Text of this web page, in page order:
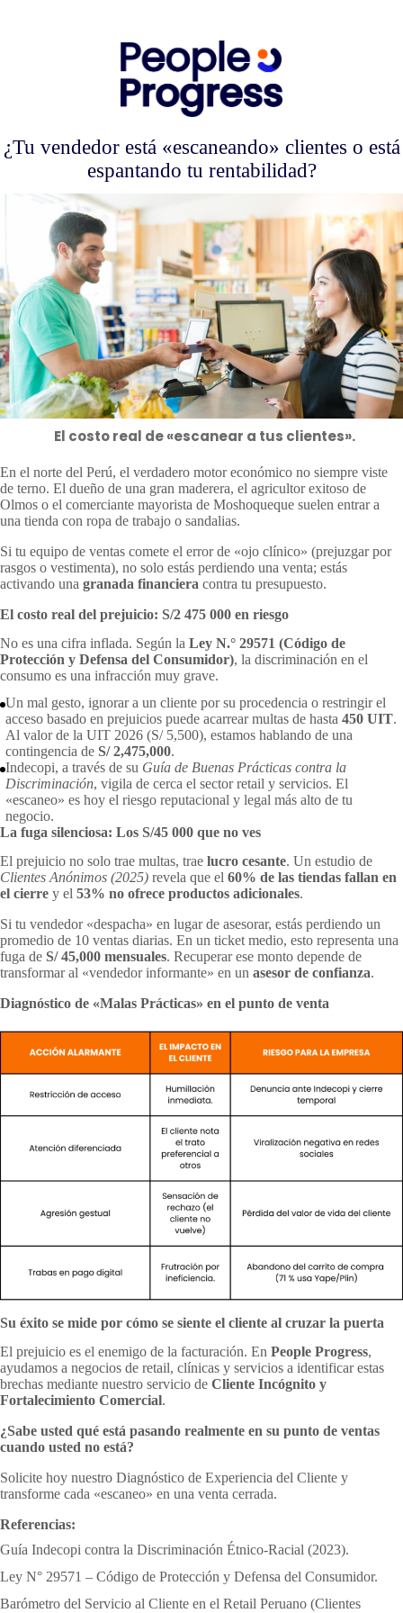
¿Tu vendedor está «escaneando» clientes o está
espantando tu rentabilidad?
El costo real de «escanear a tus clientes».
En el norte del Perú, el verdadero motor económico no siempre viste
de terno. El dueño de una gran maderera, el agricultor exitoso de
Olmos o el comerciante mayorista de Moshoqueque suelen entrar a
una tienda con ropa de trabajo o sandalias.
Si tu equipo de ventas comete el error de «ojo clínico» (prejuzgar por
rasgos o vestimenta), no solo estás perdiendo una venta; estás
activando una granada financiera contra tu presupuesto.
El costo real del prejuicio: S/2 475 000 en riesgo
No es una cifra inflada. Según la Ley N.° 29571 (Código de
Protección y Defensa del Consumidor), la discriminación en el
consumo es una infracción muy grave.
Un mal gesto, ignorar a un cliente por su procedencia o restringir el
acceso basado en prejuicios puede acarrear multas de hasta 450 UIT.
Al valor de la UIT 2026 (S/ 5,500), estamos hablando de una
contingencia de S/ 2,475,000.
Indecopi, a través de su Guía de Buenas Prácticas contra la
Discriminación, vigila de cerca el sector retail y servicios. El
«escaneo» es hoy el riesgo reputacional y legal más alto de tu
negocio.
La fuga silenciosa: Los S/45 000 que no ves
El prejuicio no solo trae multas, trae lucro cesante. Un estudio de
Clientes Anónimos (2025) revela que el 60% de las tiendas fallan en
el cierre y el 53% no ofrece productos adicionales.
Si tu vendedor «despacha» en lugar de asesorar, estás perdiendo un
promedio de 10 ventas diarias. En un ticket medio, esto representa una
fuga de S/ 45,000 mensuales. Recuperar ese monto depende de
transformar al «vendedor informante» en un asesor de confianza.
Diagnóstico de «Malas Prácticas» en el punto de venta
Su éxito se mide por cómo se siente el cliente al cruzar la puerta
El prejuicio es el enemigo de la facturación. En People Progress,
ayudamos a negocios de retail, clínicas y servicios a identificar estas
brechas mediante nuestro servicio de Cliente Incógnito y
Fortalecimiento Comercial.
¿Sabe usted qué está pasando realmente en su punto de ventas
cuando usted no está?
Solicite hoy nuestro Diagnóstico de Experiencia del Cliente y
transforme cada «escaneo» en una venta cerrada.
Referencias:
Guía Indecopi contra la Discriminación Étnico-Racial (2023).
Ley N° 29571 – Código de Protección y Defensa del Consumidor.
Barómetro del Servicio al Cliente en el Retail Peruano (Clientes